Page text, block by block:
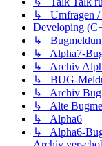
↳ Umfragen /
Developing
↳
↳ Alpha7-
↳ Archiv
↳ BUG-
↳ Archiv Bug-
↳ Alte
↳ Alpha6
↳ Alpha6-